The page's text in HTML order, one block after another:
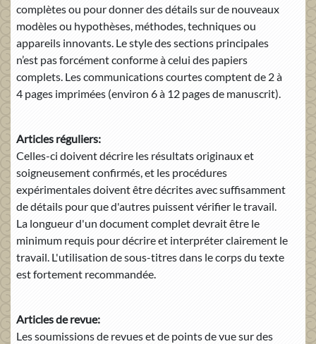
complètes ou pour donner des détails sur de nouveaux
modèles ou hypothèses, méthodes, techniques ou
appareils innovants. Le style des sections principales
n’est pas forcément conforme à celui des papiers
complets. Les communications courtes comptent de 2 à
4 pages imprimées (environ 6 à 12 pages de manuscrit).
Articles réguliers:
Celles-ci doivent décrire les résultats originaux et
soigneusement confirmés, et les procédures
expérimentales doivent être décrites avec suffisamment
de détails pour que d'autres puissent vérifier le travail.
La longueur d'un document complet devrait être le
minimum requis pour décrire et interpréter clairement le
travail. L'utilisation de sous-titres dans le corps du texte
est fortement recommandée.
Articles de revue:
Les soumissions de revues et de points de vue sur des